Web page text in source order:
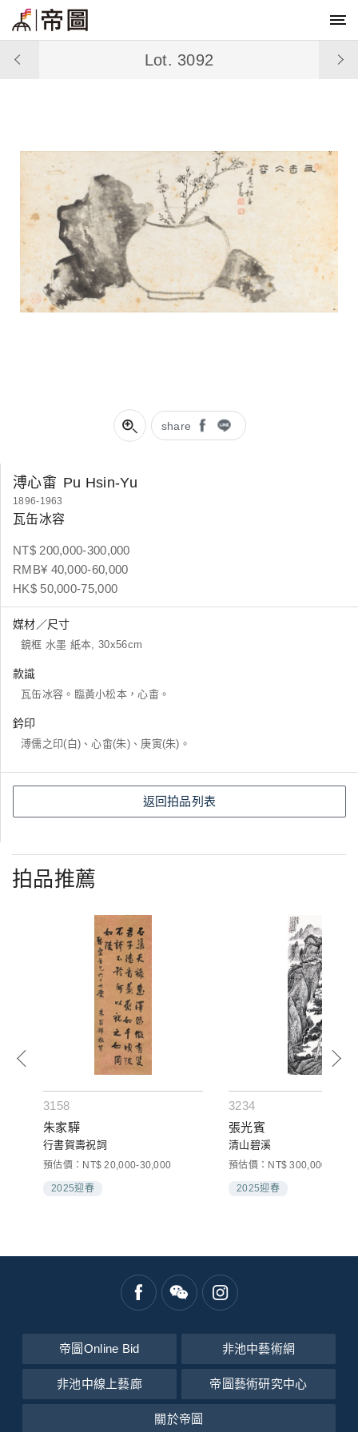
share
Lot. 3092
溥心畬 Pu Hsin-Yu
1896-1963
瓦缶冰容
NT$ 200,000-300,000
RMB¥ 40,000-60,000
HK$ 50,000-75,000
媒材／尺寸
鏡框 水墨 紙本, 30x56cm
款識
瓦缶冰容。臨黃小松本，心畬。
鈐印
溥儒之印(白)、心畬(朱)、庚寅(朱)。
返回拍品列表
拍品推薦
3158
朱家驊
行書賀壽祝詞
預估價：NT$ 20,000-30,000
2025迎春
3234
張光賓
清山碧溪
預估價：NT$ 300,000-
2025迎春
帝圖Online Bid 非池中藝術網
非池中線上藝廊 帝圖藝術研究中心
關於帝圖